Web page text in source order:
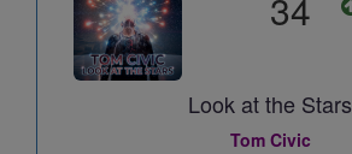
Look at the Stars
Tom Civic